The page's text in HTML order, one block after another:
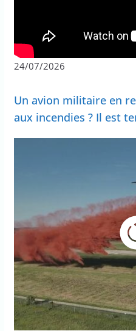
24/07/2026
Un avion militaire en
aux incendies ? Il est